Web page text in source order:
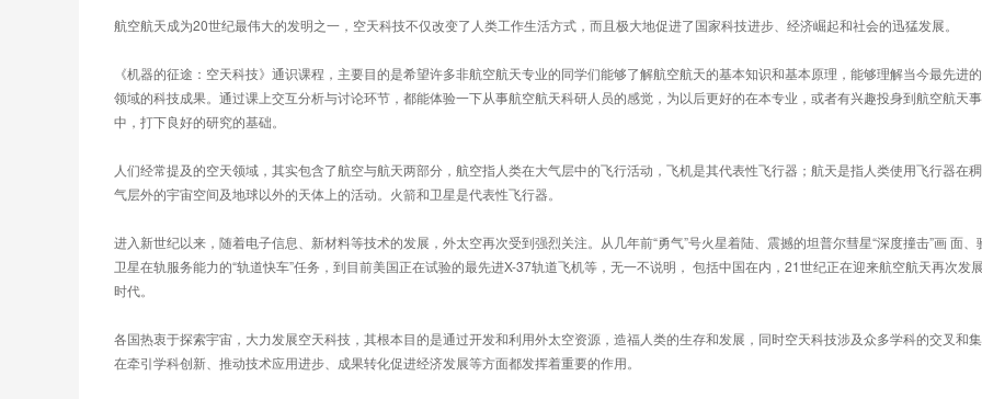
航空航天成为20世纪最伟大的发明之一，空天科技不仅改变了人类工作生活方式，而且极大地促进了国家科技进步、经济崛起和社会的迅猛发展。
《机器的征途：空天科技》通识课程，主要目的是希望许多非航空航天专业的同学们能够了解航空航天的基本知识和基本原理，能够理解当今最先进
领域的科技成果。通过课上交互分析与讨论环节，都能体验一下从事航空航天科研人员的感觉，为以后更好的在本专业，或者有兴趣投身到航空航天
中，打下良好的研究的基础。
人们经常提及的空天领域，其实包含了航空与航天两部分，航空指人类在大气层中的飞行活动，飞机是其代表性飞行器；航天是指人类使用飞行器在
气层外的宇宙空间及地球以外的天体上的活动。火箭和卫星是代表性飞行器。
进入新世纪以来，随着电子信息、新材料等技术的发展，外太空再次受到强烈关注。从几年前“勇气”号火星着陆、震撼的坦普尔彗星“深度撞击”画 面、
卫星在轨服务能力的“轨道快车”任务，到目前美国正在试验的最先进X-37轨道飞机等，无一不说明， 包括中国在内，21世纪正在迎来航空航天再次发
时代。
各国热衷于探索宇宙，大力发展空天科技，其根本目的是通过开发和利用外太空资源，造福人类的生存和发展，同时空天科技涉及众多学科的交叉和集
在牵引学科创新、推动技术应用进步、成果转化促进经济发展等方面都发挥着重要的作用。